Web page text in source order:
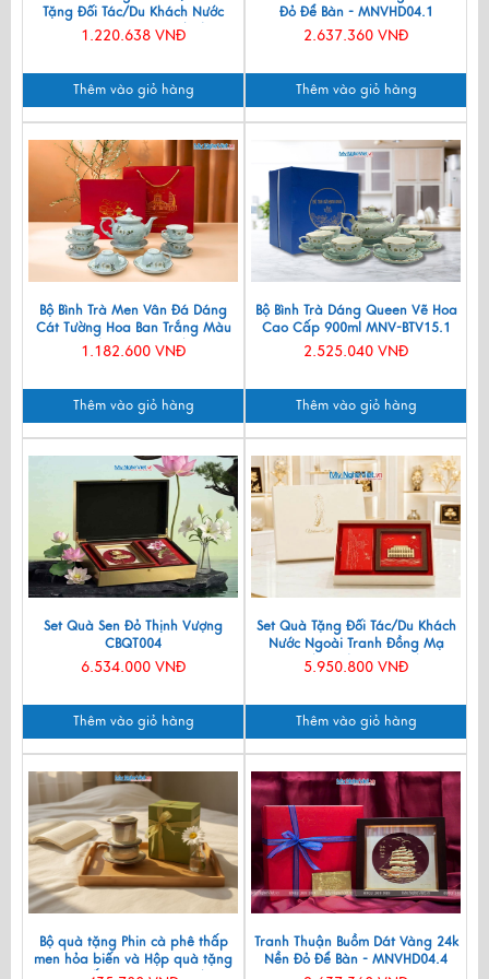
Tặng Đối Tác/Du Khách Nước
Ngoài - Đĩa Sơn Mài/ Hộp
1.220.638 VNĐ
Thêm vào giỏ hàng
Đỏ Để Bàn - MNVHD04.1
2.637.360 VNĐ
Thêm vào giỏ hàng
Bộ Bình Trà Men Vân Đá Dáng
Cát Tường Hoa Ban Trắng Màu
Xanh Lam VBT12/8
1.182.600 VNĐ
Thêm vào giỏ hàng
Bộ Bình Trà Dáng Queen Vẽ Hoa
Cao Cấp 900ml MNV-BTV15.1
2.525.040 VNĐ
Thêm vào giỏ hàng
Set Quà Sen Đỏ Thịnh Vượng
CBQT004
6.534.000 VNĐ
Thêm vào giỏ hàng
Set Quà Tặng Đối Tác/Du Khách
Nước Ngoài Tranh Đồng Mạ
Vàng 24k & Hộp Trang Sức Sơn
5.950.800 VNĐ
Thêm vào giỏ hàng
Bộ quà tặng Phin cà phê thấp
men hỏa biến và Hộp quà tặng
Tranh Thuận Buồm Dát Vàng 24k
Nền Đỏ Để Bàn - MNVHD04.4